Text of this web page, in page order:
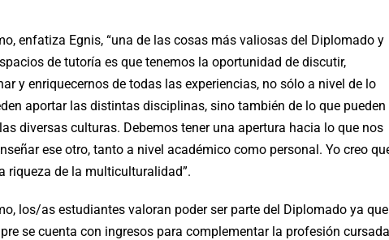
enfatiza Egnis, “una de las cosas más valiosas del Diplomado y
de tutoría es que tenemos la oportunidad de discutir,
y enriquecernos de todas las experiencias, no sólo a nivel de lo
aportar las distintas disciplinas, sino también de lo que pueden
diversas culturas. Debemos tener una apertura hacia lo que nos
ese otro, tanto a nivel académico como personal. Yo creo
riqueza de la multiculturalidad”.
los/as estudiantes valoran poder ser parte del Diplomado ya que
se cuenta con ingresos para complementar la profesión